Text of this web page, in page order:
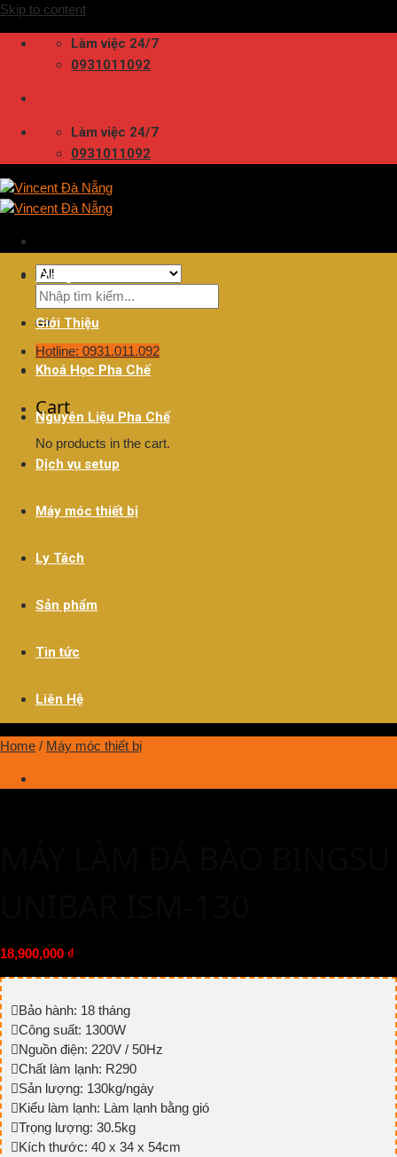
Skip to content
Làm việc 24/7
0931011092
Làm việc 24/7
0931011092
Hotline: 0931.011.092
Cart
No products in the cart.
Trang Chủ
Giới Thiệu
Khoá Học Pha Chế
Nguyên Liệu Pha Chế
Dịch vụ setup
Máy móc thiết bị
Ly Tách
Sản phẩm
Tin tức
Liên Hệ
Home / Máy móc thiết bị
18,900,000 ₫
Bảo hành: 18 tháng
Công suất: 1300W
Nguồn điện: 220V / 50Hz
Chất làm lạnh: R290
Sản lượng: 130kg/ngày
Kiểu làm lạnh: Làm lạnh bằng gió
Trọng lượng: 30.5kg
Kích thước: 40 x 34 x 54cm